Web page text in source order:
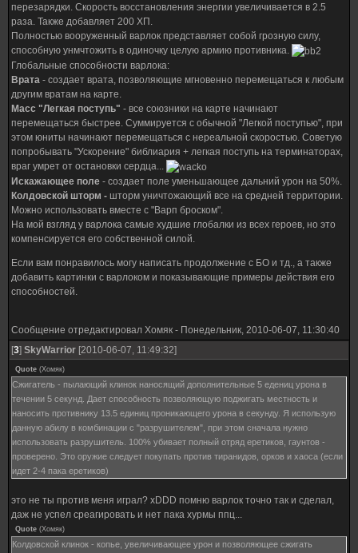
перезарядки. Скорость восстановления энергии увеличивается в 2.5
раза. Также добавляет 200 ХП.
Полностью вооруженный варлок представляет собой грозную силу,
способную унмчтожить в одиночку целую армию противника.
Глобальные способности варлока:
Врата - создает врата, позволяющие мгновенно перемещаться к любым
другим вратам на карте.
Масс "Легкая поступь" - все союзники на карте начинают
перемещаться быстрее. Суммируется с обычной "Легкой поступью", при
этом юниты начинают перемещаться с нереальной скоростью. Советую
попробывать "Ускорение" библиария + легкая поступь на терминаторах,
враг умрет от остановки сердца...
Искажающее поле - создает поле уменьшающее дальний урон на 50%.
Колдовской шторм - шторм уничтожающий все на средней территории.
Можно использовать вместе с "Варп броском".
На мой взгляд у варлока самые худшие глобалки из всех героев, но это
компенсируется его собственной силой.
Если вам понравилось могу написать продолжение с БО и тд., а также
добавить картинки с варлоком и показывающие примеры действия его
способностей.
Сообщение отредактировал Хомяк - Понедельник, 2010-06-07, 11:30:40
[3] SkyWarrior [2010-06-07, 11:49:32]
Quote (Хомяк)
Сжигатель - пылающий клинок наносящий дополнительные 5 едениц урона в
течении 5 секунд. Дает способность позволяющую поджигать местность и
наносить противнику 13.5 единиц проникающего урона в секунду. Я использую
данную абилу в комбинации с "разрушителем", при этом сначала нужно
использовать разрушитель. 100% убивает полный отряд еретиков, гаунтов -
проверено. Это оружие следует покупать против тиранидов, орков и хаоса (если
идет 2-4 пака еретиков)
это не ты против меня играл? xDDD помню варлок точно так и сделал,
даж не успел среагировать и нет пака хурмы ппц...
Quote (Хомяк)
Колдовской клинок - копье, увеличивающее урон и позволяющее сжигать